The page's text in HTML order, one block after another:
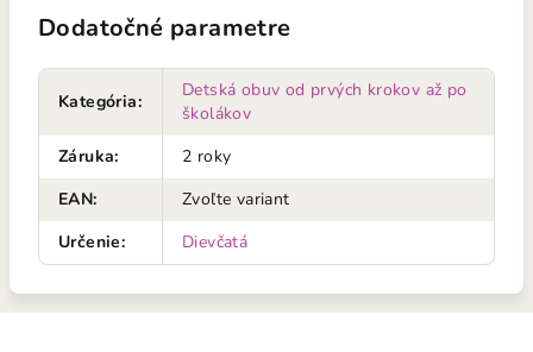
Dodatočné parametre
Kategória:
Detská obuv od prvých krokov až po
školákov
Záruka:
2 roky
EAN:
Zvoľte variant
Určenie: Dievčatá